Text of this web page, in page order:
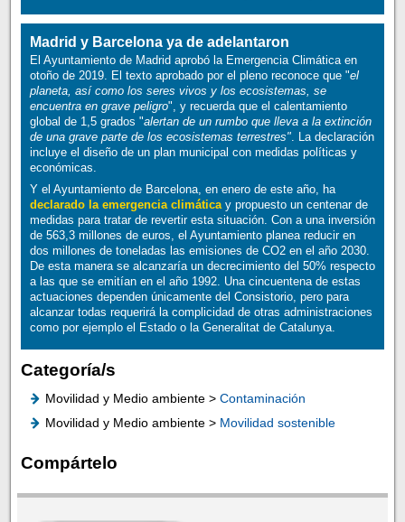
Madrid y Barcelona ya de adelantaron
El Ayuntamiento de Madrid aprobó la Emergencia Climática en
otoño de 2019. El texto aprobado por el pleno reconoce que "el
planeta, así como los seres vivos y los ecosistemas, se
encuentra en grave peligro", y recuerda que el calentamiento
global de 1,5 grados "alertan de un rumbo que lleva a la extinción
de una grave parte de los ecosistemas terrestres". La declaración
incluye el diseño de un plan municipal con medidas políticas y
económicas.
Y el Ayuntamiento de Barcelona, en enero de este año, ha
declarado la emergencia climáticay propuesto un centenar de
medidas para tratar de revertir esta situación. Con a una inversión
de 563,3 millones de euros, el Ayuntamiento planea reducir en
dos millones de toneladas las emisiones de CO2 en el año 2030.
De esta manera se alcanzaría un decrecimiento del 50% respecto
a las que se emitían en el año 1992. Una cincuentena de estas
actuaciones dependen únicamente del Consistorio, pero para
alcanzar todas requerirá la complicidad de otras administraciones
como por ejemplo el Estado o la Generalitat de Catalunya.
Categoría/s
Movilidad y Medio ambiente > Contaminación
Movilidad y Medio ambiente > Movilidad sostenible
Compártelo